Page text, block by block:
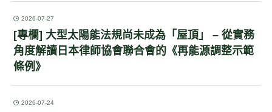
2026-07-27
[專欄] 大型太陽能法規尚未成為「屋頂」 – 從實務
角度解讀日本律師協會聯合會的《再能源調整示範
條例》
2026-07-24